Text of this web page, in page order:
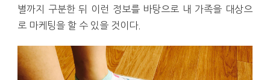
별까지 구분한 뒤 이런 정보를 바탕으로 내 가족을 대상으
로 마케팅을 할 수 있을 것이다.